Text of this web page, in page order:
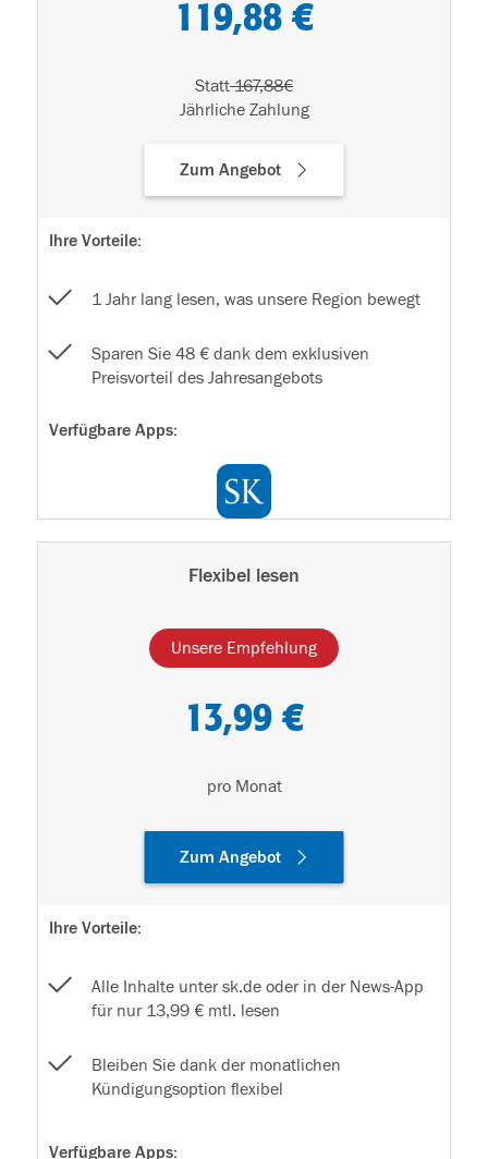
119,88 €
Statt167,88€
Jährliche Zahlung
Zum Angebot
Ihre Vorteile:
1 Jahr lang lesen, was unsere Region bewegt
Sparen Sie 48 € dank dem exklusiven
Preisvorteil des Jahresangebots
Verfügbare Apps:
Flexibel lesen
Unsere Empfehlung
13,99 €
pro Monat
Zum Angebot
Ihre Vorteile:
Alle Inhalte unter sk.de oder in der News-App
für nur 13,99 € mtl. lesen
Bleiben Sie dank der monatlichen
Kündigungsoption flexibel
Verfügbare Apps: